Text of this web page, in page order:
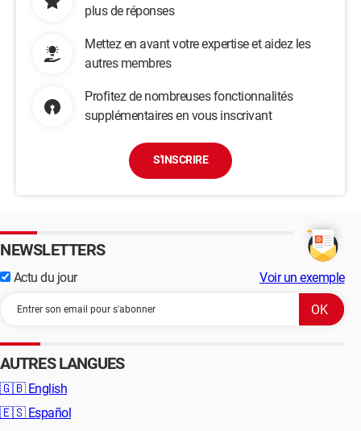
plus de réponses
Mettez en avant votre expertise et aidez les
autres membres
Profitez de nombreuses fonctionnalités
supplémentaires en vous inscrivant
S'INSCRIRE
NEWSLETTERS
Actu du jour Voir un exemple
AUTRES LANGUES
🇬🇧 English
🇪🇸 Español